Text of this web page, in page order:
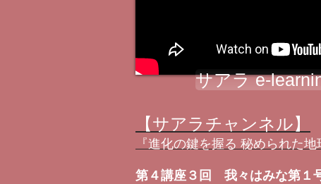
サアラ e-
【サアラチャンネル】
『進化の鍵を握る 秘められた地
第４講座３回 我々はみな第１